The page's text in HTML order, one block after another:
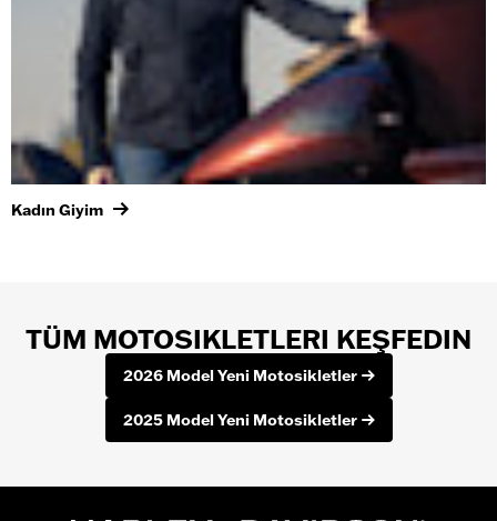
Kadın Giyim
TÜM MOTOSIKLETLERI KEŞFEDIN
2026 Model Yeni Motosikletler
2025 Model Yeni Motosikletler